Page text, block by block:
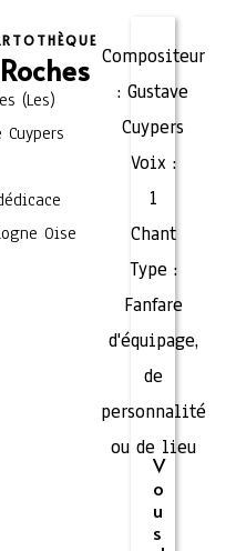
(Les)
Oise
Compositeur
: Gustave
Cuypers
Voix :
1
Chant
Type :
Fanfare
d'équipage,
de
personnalité
ou de lieu
V
o
u
s